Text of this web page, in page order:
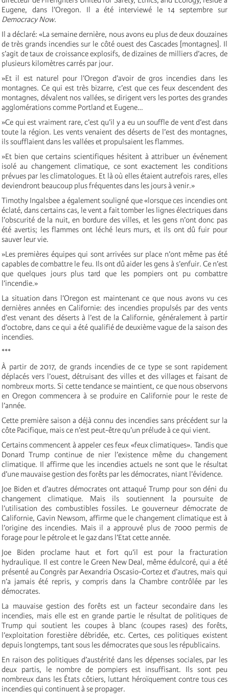
Eugene, dans l’Oregon. Il a été interviewé le 14 septembre sur
Democracy Now.
Il a déclaré: «La semaine dernière, nous avons eu plus de deux douzaines
de très grands incendies sur le côté ouest des Cascades [montagnes]. Il
s’agit de taux de croissance explosifs, de dizaines de milliers d’acres, de
plusieurs kilomètres carrés par jour.
»Et il est naturel pour l’Oregon d’avoir de gros incendies dans les
montagnes. Ce qui est très bizarre, c’est que ces feux descendent des
montagnes, dévalent nos vallées, se dirigent vers les portes des grandes
agglomérations comme Portland et Eugene…
»Ce qui est vraiment rare, c’est qu’il y a eu un souffle de vent d’est dans
toute la région. Les vents venaient des déserts de l’est des montagnes,
ils soufflaient dans les vallées et propulsaient les flammes.
»Et bien que certains scientifiques hésitent à attribuer un événement
isolé au changement climatique, ce sont exactement les conditions
prévues par les climatologues. Et là où elles étaient autrefois rares, elles
deviendront beaucoup plus fréquentes dans les jours à venir.»
Timothy Ingalsbee a également souligné que «lorsque ces incendies ont
éclaté, dans certains cas, le vent a fait tomber les lignes électriques dans
l’obscurité de la nuit, en bordure des villes, et les gens n’ont donc pas
été avertis; les flammes ont léché leurs murs, et ils ont dû fuir pour
sauver leur vie.
»Les premières équipes qui sont arrivées sur place n’ont même pas été
capables de combattre le feu. Ils ont dû aider les gens à s’enfuir. Ce n’est
que quelques jours plus tard que les pompiers ont pu combattre
l’incendie.»
La situation dans l’Oregon est maintenant ce que nous avons vu ces
dernières années en Californie: des incendies propulsés par des vents
d’est venant des déserts à l’est de la Californie, généralement à partir
d’octobre, dans ce qui a été qualifié de deuxième vague de la saison des
incendies.
***
À partir de 2017, de grands incendies de ce type se sont rapidement
déplacés vers l’ouest, détruisant des villes et des villages et faisant de
nombreux morts. Si cette tendance se maintient, ce que nous observons
en Oregon commencera à se produire en Californie pour le reste de
l’année.
Cette première saison a déjà connu des incendies sans précédent sur la
côte Pacifique, mais ce n’est peut-être qu’un prélude à ce qui vient.
Certains commencent à appeler ces feux «feux climatiques». Tandis que
Donard Trump continue de nier l’existence même du changement
climatique. Il affirme que les incendies actuels ne sont que le résultat
d’une mauvaise gestion des forêts par les démocrates, niant l’évidence.
Joe Biden et d’autres démocrates ont attaqué Trump pour son déni du
changement climatique. Mais ils soutiennent la poursuite de
l’utilisation des combustibles fossiles. Le gouverneur démocrate de
Californie, Gavin Newsom, affirme que le changement climatique est à
l’origine des incendies. Mais il a approuvé plus de 7000 permis de
forage pour le pétrole et le gaz dans l’Etat cette année.
Joe Biden proclame haut et fort qu’il est pour la fracturation
hydraulique. Il est contre le Green New Deal, même édulcoré, qui a été
présenté au Congrès par Aexandria Oscasio-Cortez et d’autres, mais qui
n’a jamais été repris, y compris dans la Chambre contrôlée par les
démocrates.
La mauvaise gestion des forêts est un facteur secondaire dans les
incendies, mais elle est en grande partie le résultat de politiques de
Trump qui soutient les coupes à blanc (coupes rases) des forêts,
l’exploitation forestière débridée, etc. Certes, ces politiques existent
depuis longtemps, tant sous les démocrates que sous les républicains.
En raison des politiques d’austérité dans les dépenses sociales, par les
deux partis, le nombre de pompiers est insuffisant. Ils sont peu
nombreux dans les États côtiers, luttant héroïquement contre tous ces
incendies qui continuent à se propager.